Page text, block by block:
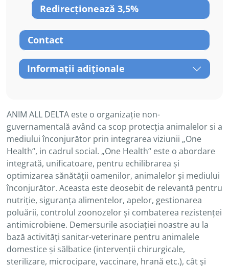
Redirecționează 3,5%
Contact
Informații adiționale
ANIM ALL DELTA este o organizație non-
guvernamentală având ca scop protecția animalelor si a
mediului înconjurător prin integrarea viziunii „One
Health“, in cadrul social. „One Health“ este o abordare
integrată, unificatoare, pentru echilibrarea și
optimizarea sănătății oamenilor, animalelor și mediului
înconjurător. Aceasta este deosebit de relevantă pentru
nutriție, siguranța alimentelor, apelor, gestionarea
poluării, controlul zoonozelor și combaterea rezistenței
antimicrobiene. Demersurile asociației noastre au la
bază activități sanitar-veterinare pentru animalele
domestice și sălbatice (intervenții chirurgicale,
sterilizare, microcipare, vaccinare, hrană etc.), cât și